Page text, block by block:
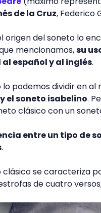
de la Cruz, Federico
origen del soneto lo
mencionamos,su
al español y al inglés.
lo podemos dividir en
el soneto isabelino.
clásico con un
entre un tipo de
.
clásico se caracteriza
de cuatro